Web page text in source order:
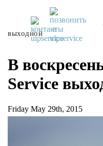
UiPservice »Блог»В
выходной
В
Service
Friday May 29th, 2015